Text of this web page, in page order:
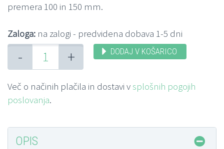
premera 100 in 150 mm.
Zaloga: na zalogi - predvidena dobava 1-5 dni
- + DODAJ V KOŠARICO
Več o načinih plačila in dostavi vsplošnih pogojih
poslovanja.
OPIS